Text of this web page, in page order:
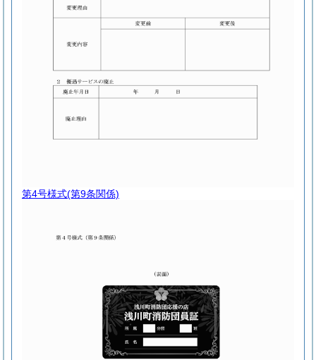
第4号様式(第9条関係)